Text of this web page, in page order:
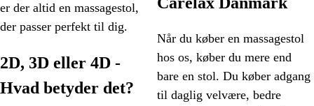
er der altid en massagestol,
der passer perfekt til dig.
2D, 3D eller 4D -
Hvad betyder det?
Når du køber en massagestol
hos os, køber du mere end
bare en stol. Du køber adgang
til daglig velvære, bedre